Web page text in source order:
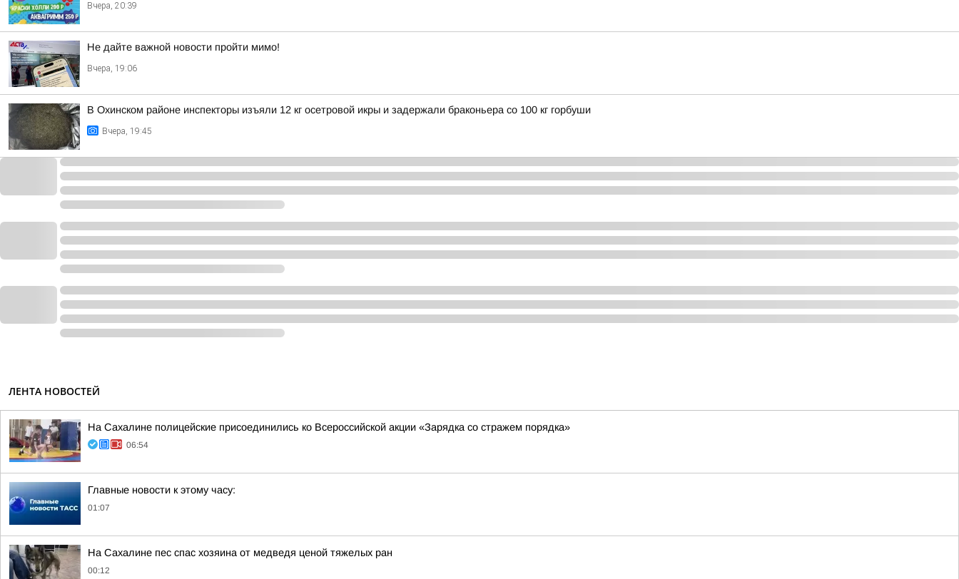
Вчера, 20:39
Не дайте важной новости пройти мимо!
Вчера, 19:06
В Охинском районе инспекторы изъяли 12 кг осетровой икры и задержали браконьера со 100 кг горбуши
Вчера, 19:45
ЛЕНТА НОВОСТЕЙ
На Сахалине полицейские присоединились ко Всероссийской акции «Зарядка со стражем порядка»
06:54
Главные новости к этому часу:
01:07
На Сахалине пес спас хозяина от медведя ценой тяжелых ран
00:12